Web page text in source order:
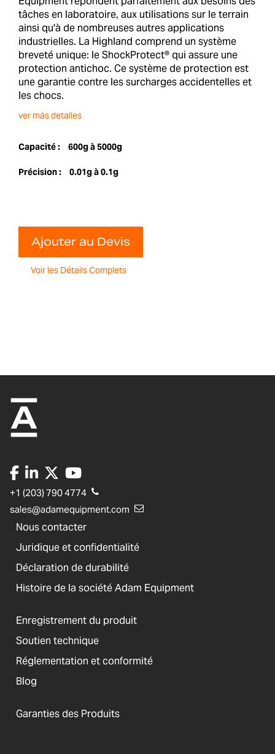
tâches en laboratoire, aux utilisations sur le terrain
ainsi qu'à de nombreuses autres applications
industrielles. La Highland comprend un système
breveté unique: le ShockProtect® qui assure une
protection antichoc. Ce système de protection est
une garantie contre les surcharges accidentelles et
les chocs.
ver más detalles
Capacité : 600g à 5000g
Précision : 0.01g à 0.1g
Ajouter au Devis
Voir les Détails Complets
+1 (203) 790 4774
sales@adamequipment.com
Nous contacter
Juridique et confidentialité
Déclaration de durabilité
Histoire de la société Adam Equipment
Enregistrement du produit
Soutien technique
Réglementation et conformité
Blog
Garanties des Produits